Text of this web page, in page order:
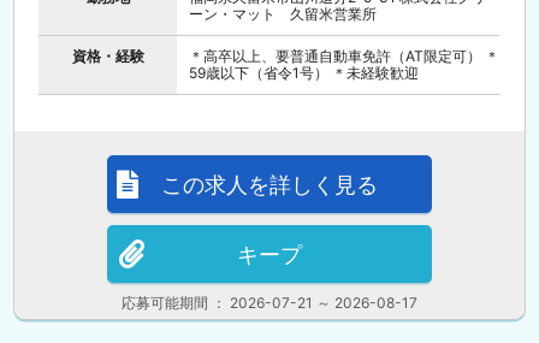
ーン・マット 久留米営業所
資格・経験
＊高卒以上、要普通自動車免許（AT限定可） ＊
59歳以下（省令1号） ＊未経験歓迎
応募可能期間 ： 2026-07-21 ～ 2026-08-17
この求人を詳しく見る
キープ